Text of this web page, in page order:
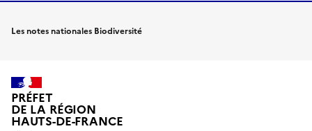
Les notes nationales Biodiversité
PRÉFET
DE LA RÉGION
HAUTS-DE-FRANCE